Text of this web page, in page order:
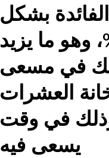
بشكل
200 نقطة أساس إلى 17 %، وهو ما يزيد
في مسعى
العشرات
في وقت
يسعى فيه